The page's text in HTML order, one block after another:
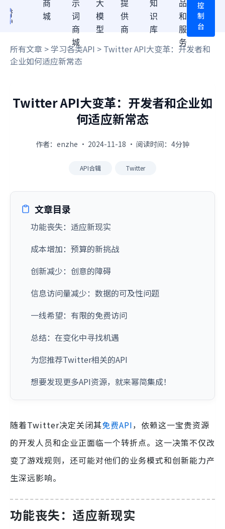
商
城
示
词
商
城
大
模
型
提
供
商
知
识
库
品
和
服
务
控
制
台
所有文章 >学习各类API > Twitter API大变革：开发者和
企业如何适应新常态
Twitter API大变革：开发者和企业如
何适应新常态
作者：enzhe · 2024-11-18 · 阅读时间：4分钟
API合辑 Twitter
文章目录
功能丧失：适应新现实
成本增加：预算的新挑战
创新减少：创意的障碍
信息访问量减少：数据的可及性问题
一线希望：有限的免费访问
总结：在变化中寻找机遇
为您推荐Twitter相关的API
想要发现更多API资源，就来幂简集成！
随着Twitter决定关闭其免费API，依赖这一宝贵资源
的开发人员和企业正面临一个转折点。这一决策不仅改
变了游戏规则，还可能对他们的业务模式和创新能力产
生深远影响。
功能丧失：适应新现实